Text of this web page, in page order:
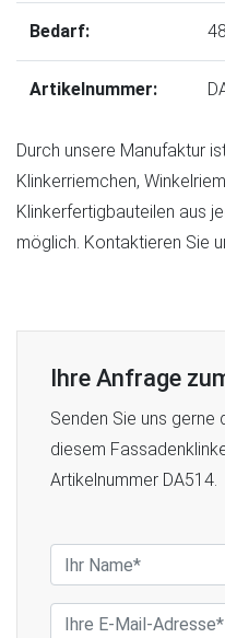
Bedarf:
Artikelnummer:
Durch unsere Manufaktur
Klinkerriemchen,
Klinkerfertigbauteilen aus
möglich. Kontaktieren Sie
Ihre Anfrage
Senden Sie uns gerne
diesem
Artikelnummer DA514.